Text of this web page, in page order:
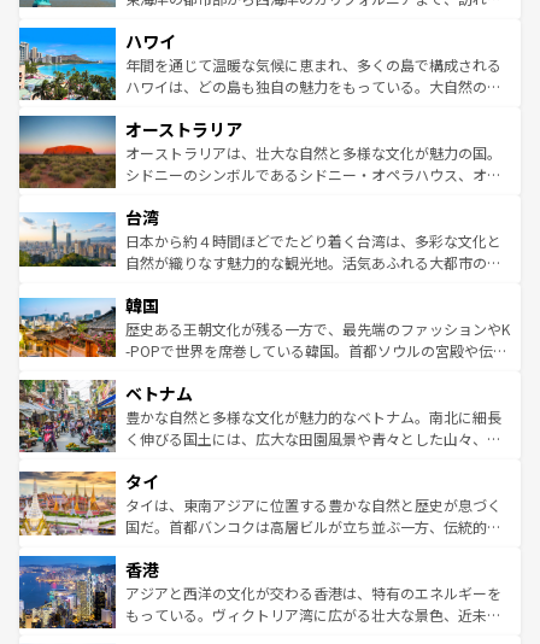
ば市内交通費無料で観光を楽しむこともできる。 なお、新
着のスイス情報はコンテンツ一覧 を参照してほしい。
のような巨大都市は、観光、ショッピング、エンターテイ
ンメントが詰まった刺激的なスポットだ。一方、アメリカ
西部には大自然が広がり、グランドキャニオンやイエロー
部のニューオーリンズでは、音楽と美食が融合した独特の
文化が魅力。旅行者はアメリカの各地域で異なる魅力を楽
しみながら、その多様性と豊かな歴史を感じることができ
ならではの贅沢な旅のスタイルだ。 なお、新着のアメリカ
情報はコンテンツ一覧を参照してほしい。
ハワイ
年間を通じて温暖な気候に恵まれ、多くの島で構成される
ハワイは、どの島も独自の魅力をもっている。大自然の神
ワイ島は見逃せない。また、定番の観光地といえばオアフ
島だが、静かな自然を求めるならマウイ島やカウアイ島が
おすすめ。エメラルドグリーンに輝く海をはじめ、豊かな
れるおもてなしの心で訪れる人々を迎えてくれるハワイの
人々、おいしいローカルフードやハワイアンミュージッ
ク、伝統的なフラダンスなど、すべてがハワイの魅力を彩
ワイを、存分に味わってほしい。 なお、新着のハワイ情報
はコンテンツ一覧を参照してほしい。
オーストラリア
オーストラリアは、壮大な自然と多様な文化が魅力の国。
シドニーのシンボルであるシドニー・オペラハウス、オー
リアリーフや大陸中央部にそびえるウルル（エアーズロッ
ク）、タスマニアの美しい原生林やケアンズの熱帯雨林な
ど、見どころがたくさん。また、カフェやワイン、オージ
いる。アクティビティも充実しており、サーフィンやダイ
ビング、ハイキングなど、アウトドア好きにはたまらな
い。オーストラリアの多彩な魅力を存分に味わいつくそ
参照してほしい。
台湾
日本から約４時間ほどでたどり着く台湾は、多彩な文化と
自然が織りなす魅力的な観光地。活気あふれる大都市の台
ン）、静ひつな山岳地帯である台湾東部など、都市の喧騒
と山間の静けさが共存しており、訪れる人に新しい発見と
驚きをもたらしてくれる。また、奥深い台湾の食文化も魅
容にもいいと評判のスイーツなど、バラエティ豊かな料理
が味わえる。 なお、新着の台湾情報は コンテンツ一覧を参
照してほしい。
韓国
歴史ある王朝文化が残る一方で、最先端のファッションやK
-POPで世界を席巻している韓国。首都ソウルの宮殿や伝統
き、地方に足を延ばせば四季折々の自然美を楽しむことが
できる。そして、キムチや焼肉、絶品のストリートフード
まで、さまざまな韓国料理が待っている。夜には、韓国な
リティに包まれながら、韓国の多彩な魅力を心ゆくまで味
わってみてほしい。 なお、新着の韓国情報はコンテンツ一
覧を参照してほしい。
ベトナム
豊かな自然と多様な文化が魅力的なベトナム。南北に細長
く伸びる国土には、広大な田園風景や青々とした山々、世
急速な発展と共に伝統が息づく。ハノイの古い町並みやホ
ーチミン市のフランス統治時代の建物も、独特の雰囲気を
醸し出している。また、バラエティの豊かさとおいしさで
とつ。フォーやバインミー、ベトナムコーヒーなどは、ぜ
ひ現地で味わいたい。どの地域を訪れてもあたたかい人々
が旅行者を迎えてくれるので、きっと忘れられない旅にな
タイ
タイは、東南アジアに位置する豊かな自然と歴史が息づく
国だ。首都バンコクは高層ビルが立ち並ぶ一方、伝統的な
の活気が交差している。北部ではチェンマイなどの山岳地
帯で自然と触れ合い、南部ではプーケットやクラビの美し
いビーチでリゾート気分を楽しむことができる。タイ料理
香港
アジアと西洋の文化が交わる香港は、特有のエネルギーを
もっている。ヴィクトリア湾に広がる壮大な景色、近未来